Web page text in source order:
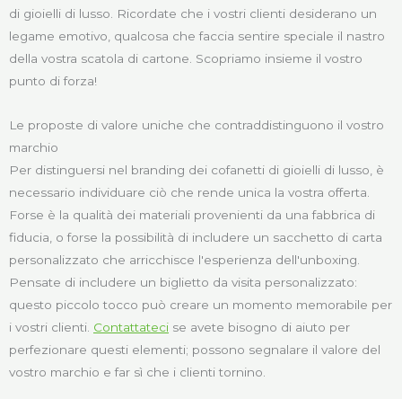
di gioielli di lusso. Ricordate che i vostri clienti desiderano un
legame emotivo, qualcosa che faccia sentire speciale il nastro
della vostra scatola di cartone. Scopriamo insieme il vostro
punto di forza!
Le proposte di valore uniche che contraddistinguono il vostro
marchio
Per distinguersi nel branding dei cofanetti di gioielli di lusso, è
necessario individuare ciò che rende unica la vostra offerta.
Forse è la qualità dei materiali provenienti da una fabbrica di
fiducia, o forse la possibilità di includere un sacchetto di carta
personalizzato che arricchisce l'esperienza dell'unboxing.
Pensate di includere un biglietto da visita personalizzato:
questo piccolo tocco può creare un momento memorabile per
i vostri clienti. Contattateci se avete bisogno di aiuto per
perfezionare questi elementi; possono segnalare il valore del
vostro marchio e far sì che i clienti tornino.